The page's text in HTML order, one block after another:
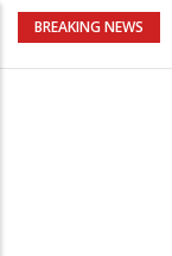
BREAKING NEWS